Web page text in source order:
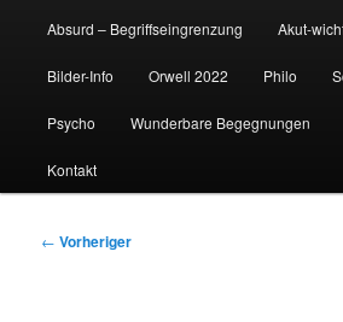
Absurd – Begriffseingrenzung Akut-
Bilder-Info Orwell 2022 Philo
Psycho Wunderbare Begegnungen
Kontakt
Beitragsnavigation
← Vorheriger